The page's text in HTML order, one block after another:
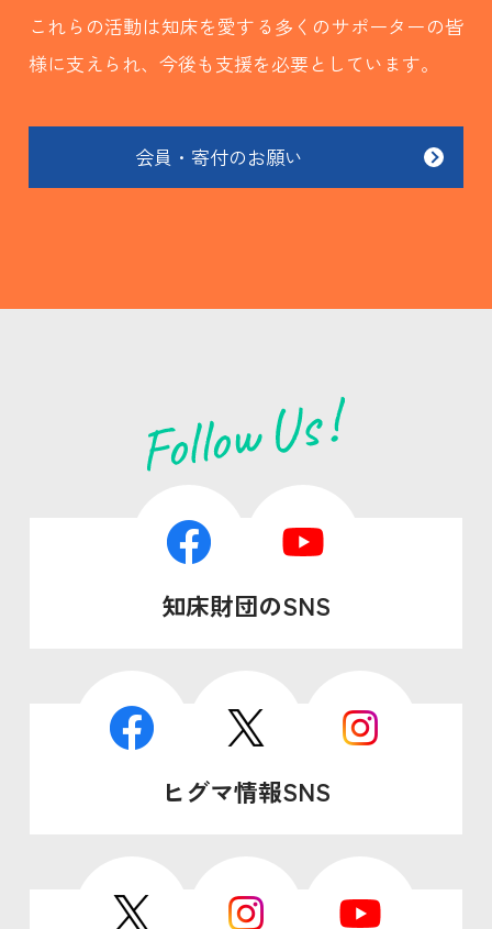
これらの活動は知床を愛する多くのサポーターの皆
様に支えられ、今後も支援を必要としています。
会員・寄付のお願い
知床財団のSNS
ヒグマ情報SNS